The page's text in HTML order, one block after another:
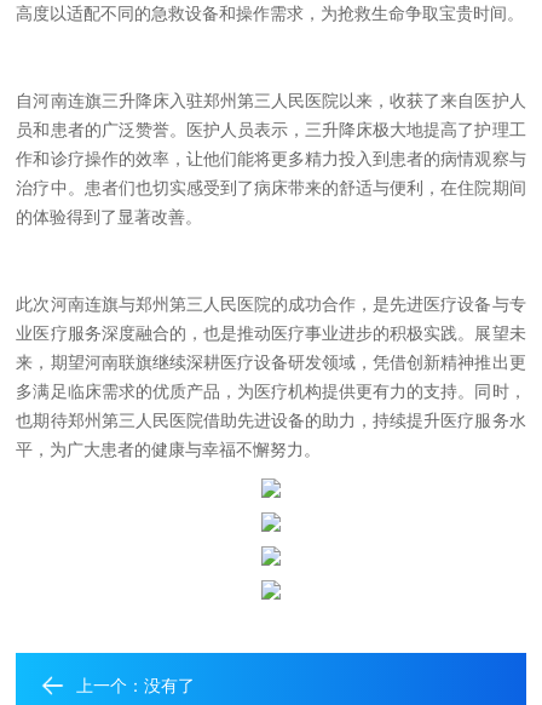
高度以适配不同的急救设备和操作需求，为抢救生命争取宝贵时间。
自河南连旗三升降床入驻郑州第三人民医院以来，收获了来自医护人
员和患者的广泛赞誉。医护人员表示，三升降床极大地提高了护理工
作和诊疗操作的效率，让他们能将更多精力投入到患者的病情观察与
治疗中。患者们也切实感受到了病床带来的舒适与便利，在住院期间
的体验得到了显著改善。
此次河南连旗与郑州第三人民医院的成功合作，是先进医疗设备与专
业医疗服务深度融合的，也是推动医疗事业进步的积极实践。展望未
来，期望河南联旗继续深耕医疗设备研发领域，凭借创新精神推出更
多满足临床需求的优质产品，为医疗机构提供更有力的支持。同时，
也期待郑州第三人民医院借助先进设备的助力，持续提升医疗服务水
平，为广大患者的健康与幸福不懈努力。
上一个：没有了